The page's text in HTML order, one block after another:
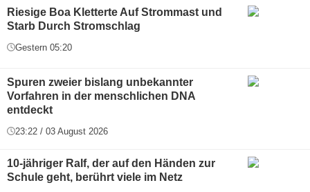
Riesige Boa Kletterte Auf Strommast und
Starb Durch Stromschlag
Gestern 05:20
Spuren zweier bislang unbekannter
Vorfahren in der menschlichen DNA
entdeckt
23:22 / 03 August 2026
10-jähriger Ralf, der auf den Händen zur
Schule geht, berührt viele im Netz